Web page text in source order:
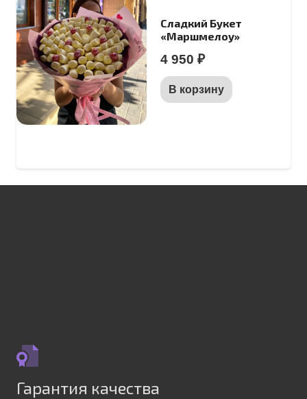
Сладкий Букет
«Маршмелоу»
4 950 ₽
В корзину
Гарантия качества